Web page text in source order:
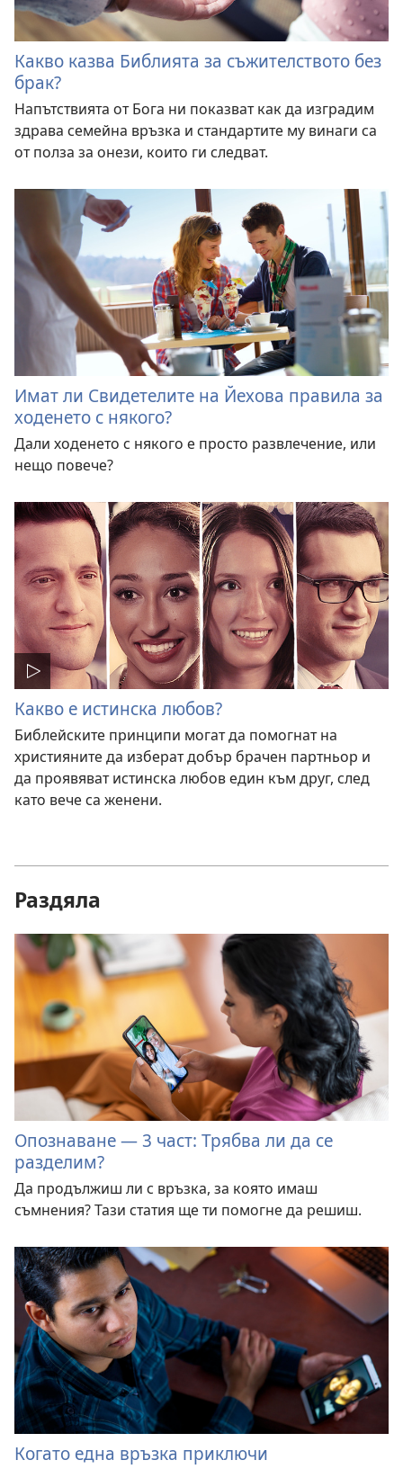
Какво казва Библията за съжителството без
брак?
Напътствията от Бога ни показват как да изградим
здрава семейна връзка и стандартите му винаги са
от полза за онези, които ги следват.
Имат ли Свидетелите на Йехова правила за
ходенето с някого?
Дали ходенето с някого е просто развлечение, или
нещо повече?
Какво е истинска любов?
Библейските принципи могат да помогнат на
християните да изберат добър брачен партньор и
да проявяват истинска любов един към друг, след
като вече са женени.
Раздяла
Опознаване — 3 част: Трябва ли да се
разделим?
Да продължиш ли с връзка, за която имаш
съмнения? Тази статия ще ти помогне да решиш.
Когато една връзка приключи